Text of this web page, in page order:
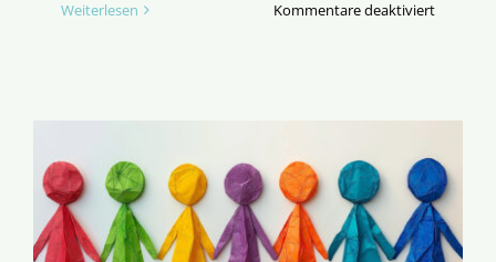
Weiterlesen Kommentare deaktiviertfür
Osterzeit